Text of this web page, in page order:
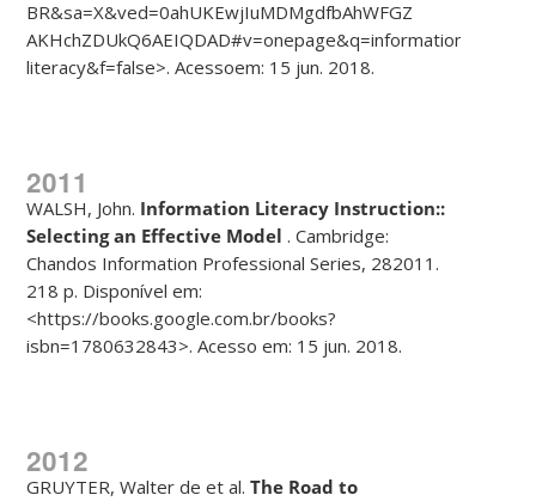
BR&sa=X&ved=0ahUKEwjIuMDMgdfbAhWFGZ
AKHchZDUkQ6AEIQDAD#v=onepage&q=information
literacy&f=false>. Acessoem: 15 jun. 2018.
2011
WALSH, John. Information Literacy Instruction::
Selecting an Effective Model. Cambridge:
Chandos Information Professional Series, 282011.
218 p. Disponível em:
<https://books.google.com.br/books?
isbn=1780632843>. Acesso em: 15 jun. 2018.
2012
GRUYTER, Walter de et al.The Road to